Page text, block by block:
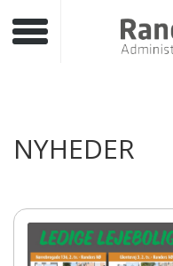
Toggle navigation
NYHEDER